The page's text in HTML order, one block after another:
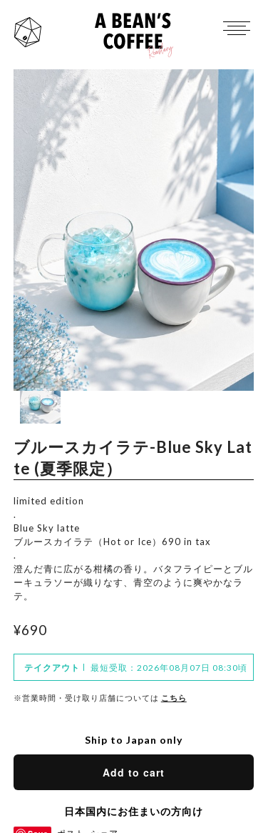
HOME
TAKE OUT MENU
PRODUCTS ITEM
CONTACT
INSTAGRAM
TWITTER
MAIL
OFFICAL SITE
Trade Law
Privacy Policy
ブルースカイラテ-Blue Sky Lat
te (夏季限定）
limited edition
.
Blue Sky latte
ブルースカイラテ（Hot or Ice）690 in tax
.
澄んだ青に広がる柑橘の香り。バタフライピーとブル
ーキュラソーが織りなす、青空のように爽やかなラ
テ。
¥690
テイクアウト 最短受取：2026年08月07日 08:30頃
※営業時間・受け取り店舗については こちら
Ship to Japan only
Add to cart
日本国内にお住まいの方向け